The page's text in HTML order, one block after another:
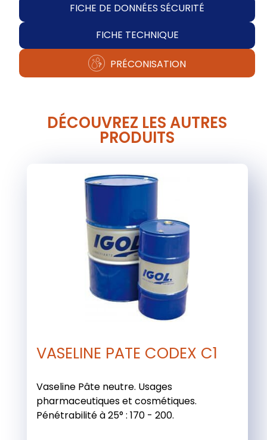
FICHE DE DONNÉES SÉCURITÉ
FICHE TECHNIQUE
PRÉCONISATION
DÉCOUVREZ LES AUTRES
PRODUITS
VASELINE PATE CODEX C1
Vaseline Pâte neutre. Usages
pharmaceutiques et cosmétiques.
Pénétrabilité à 25° : 170 - 200.